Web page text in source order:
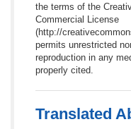
the terms of the
Commercial License
(http://
permits unrestricted
reproduction in any
properly cited.
Translated